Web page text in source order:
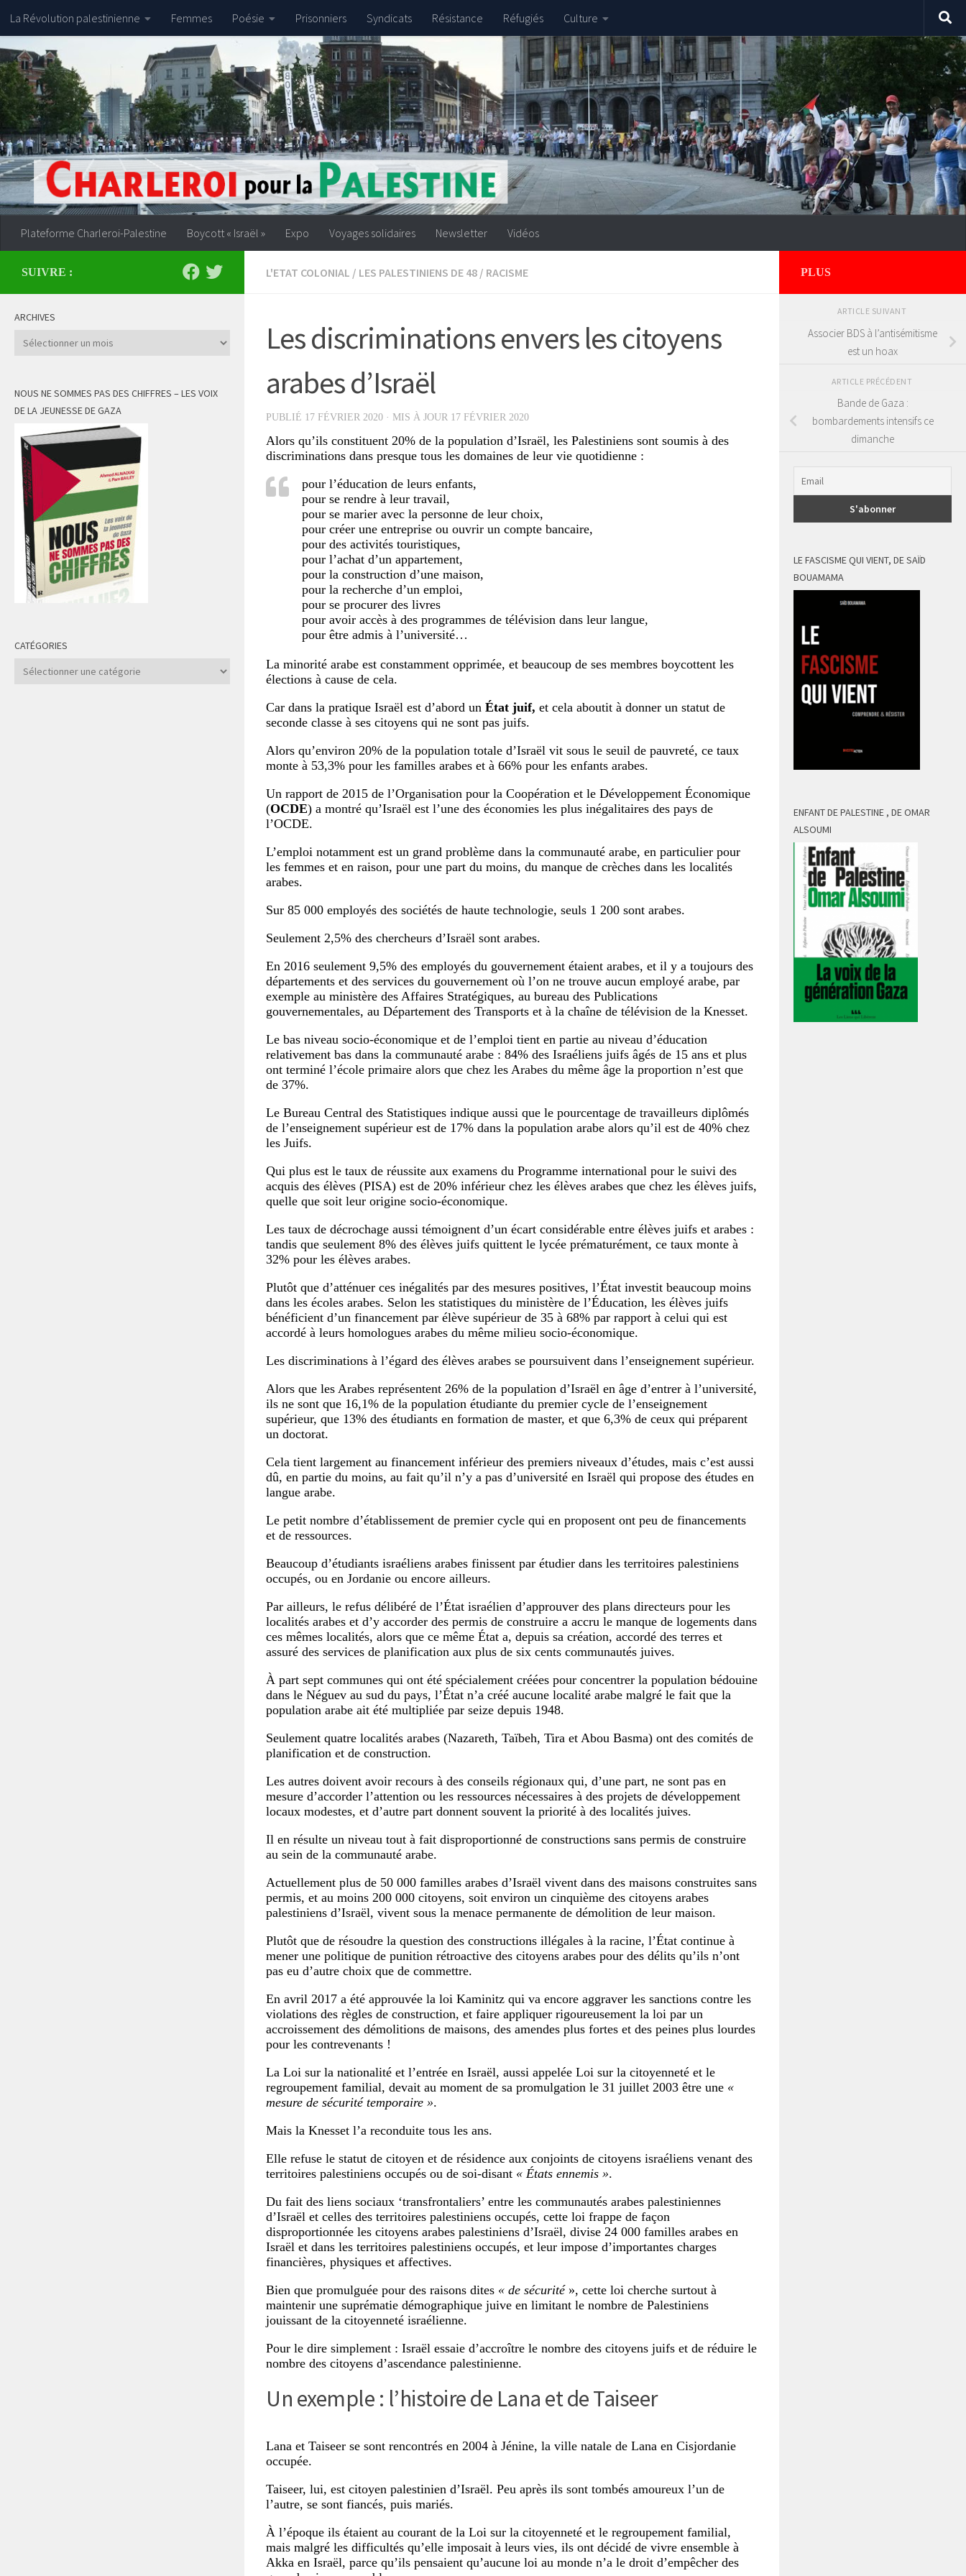
Skip to content
La Révolution palestinienne Femmes Poésie Prisonniers Syndicats Résistance Réfugiés Culture
Plateforme Charleroi-Palestine Boycott « Israël » Expo Voyages solidaires Newsletter Vidéos
L'ETAT COLONIAL / LES PALESTINIENS DE 48 / RACISME
Les discriminations envers les citoyens
arabes d’Israël
PUBLIÉ 17 FÉVRIER 2020 · MIS À JOUR 17 FÉVRIER 2020
Alors qu’ils constituent 20% de la population d’Israël, les Palestiniens sont soumis à des
discriminations dans presque tous les domaines de leur vie quotidienne :
pour l’éducation de leurs enfants,
pour se rendre à leur travail,
pour se marier avec la personne de leur choix,
pour créer une entreprise ou ouvrir un compte bancaire,
pour des activités touristiques,
pour l’achat d’un appartement,
pour la construction d’une maison,
pour la recherche d’un emploi,
pour se procurer des livres
pour avoir accès à des programmes de télévision dans leur langue,
pour être admis à l’université…
La minorité arabe est constamment opprimée, et beaucoup de ses membres boycottent les
élections à cause de cela.
Car dans la pratique Israël est d’abord un État juif, et cela aboutit à donner un statut de
seconde classe à ses citoyens qui ne sont pas juifs.
Alors qu’environ 20% de la population totale d’Israël vit sous le seuil de pauvreté, ce taux
monte à 53,3% pour les familles arabes et à 66% pour les enfants arabes.
Un rapport de 2015 de l’Organisation pour la Coopération et le Développement Économique
(OCDE) a montré qu’Israël est l’une des économies les plus inégalitaires des pays de
l’OCDE.
L’emploi notamment est un grand problème dans la communauté arabe, en particulier pour
les femmes et en raison, pour une part du moins, du manque de crèches dans les localités
arabes.
Sur 85 000 employés des sociétés de haute technologie, seuls 1 200 sont arabes.
Seulement 2,5% des chercheurs d’Israël sont arabes.
En 2016 seulement 9,5% des employés du gouvernement étaient arabes, et il y a toujours des
départements et des services du gouvernement où l’on ne trouve aucun employé arabe, par
exemple au ministère des Affaires Stratégiques, au bureau des Publications
gouvernementales, au Département des Transports et à la chaîne de télévision de la Knesset.
Le bas niveau socio-économique et de l’emploi tient en partie au niveau d’éducation
relativement bas dans la communauté arabe : 84% des Israéliens juifs âgés de 15 ans et plus
ont terminé l’école primaire alors que chez les Arabes du même âge la proportion n’est que
de 37%.
Le Bureau Central des Statistiques indique aussi que le pourcentage de travailleurs diplômés
de l’enseignement supérieur est de 17% dans la population arabe alors qu’il est de 40% chez
les Juifs.
Qui plus est le taux de réussite aux examens du Programme international pour le suivi des
acquis des élèves (PISA) est de 20% inférieur chez les élèves arabes que chez les élèves juifs,
quelle que soit leur origine socio-économique.
Les taux de décrochage aussi témoignent d’un écart considérable entre élèves juifs et arabes :
tandis que seulement 8% des élèves juifs quittent le lycée prématurément, ce taux monte à
32% pour les élèves arabes.
Plutôt que d’atténuer ces inégalités par des mesures positives, l’État investit beaucoup moins
dans les écoles arabes. Selon les statistiques du ministère de l’Éducation, les élèves juifs
bénéficient d’un financement par élève supérieur de 35 à 68% par rapport à celui qui est
accordé à leurs homologues arabes du même milieu socio-économique.
Les discriminations à l’égard des élèves arabes se poursuivent dans l’enseignement supérieur.
Alors que les Arabes représentent 26% de la population d’Israël en âge d’entrer à l’université,
ils ne sont que 16,1% de la population étudiante du premier cycle de l’enseignement
supérieur, que 13% des étudiants en formation de master, et que 6,3% de ceux qui préparent
un doctorat.
Cela tient largement au financement inférieur des premiers niveaux d’études, mais c’est aussi
dû, en partie du moins, au fait qu’il n’y a pas d’université en Israël qui propose des études en
langue arabe.
Le petit nombre d’établissement de premier cycle qui en proposent ont peu de financements
et de ressources.
Beaucoup d’étudiants israéliens arabes finissent par étudier dans les territoires palestiniens
occupés, ou en Jordanie ou encore ailleurs.
Par ailleurs, le refus délibéré de l’État israélien d’approuver des plans directeurs pour les
localités arabes et d’y accorder des permis de construire a accru le manque de logements dans
ces mêmes localités, alors que ce même État a, depuis sa création, accordé des terres et
assuré des services de planification aux plus de six cents communautés juives.
À part sept communes qui ont été spécialement créées pour concentrer la population bédouine
dans le Néguev au sud du pays, l’État n’a créé aucune localité arabe malgré le fait que la
population arabe ait été multipliée par seize depuis 1948.
Seulement quatre localités arabes (Nazareth, Taïbeh, Tira et Abou Basma) ont des comités de
planification et de construction.
Les autres doivent avoir recours à des conseils régionaux qui, d’une part, ne sont pas en
mesure d’accorder l’attention ou les ressources nécessaires à des projets de développement
locaux modestes, et d’autre part donnent souvent la priorité à des localités juives.
Il en résulte un niveau tout à fait disproportionné de constructions sans permis de construire
au sein de la communauté arabe.
Actuellement plus de 50 000 familles arabes d’Israël vivent dans des maisons construites sans
permis, et au moins 200 000 citoyens, soit environ un cinquième des citoyens arabes
palestiniens d’Israël, vivent sous la menace permanente de démolition de leur maison.
Plutôt que de résoudre la question des constructions illégales à la racine, l’État continue à
mener une politique de punition rétroactive des citoyens arabes pour des délits qu’ils n’ont
pas eu d’autre choix que de commettre.
En avril 2017 a été approuvée la loi Kaminitz qui va encore aggraver les sanctions contre les
violations des règles de construction, et faire appliquer rigoureusement la loi par un
accroissement des démolitions de maisons, des amendes plus fortes et des peines plus lourdes
pour les contrevenants !
La Loi sur la nationalité et l’entrée en Israël, aussi appelée Loi sur la citoyenneté et le
regroupement familial, devait au moment de sa promulgation le 31 juillet 2003 être une «
mesure de sécurité temporaire ».
Mais la Knesset l’a reconduite tous les ans.
Elle refuse le statut de citoyen et de résidence aux conjoints de citoyens israéliens venant des
territoires palestiniens occupés ou de soi-disant « États ennemis ».
Du fait des liens sociaux ‘transfrontaliers’ entre les communautés arabes palestiniennes
d’Israël et celles des territoires palestiniens occupés, cette loi frappe de façon
disproportionnée les citoyens arabes palestiniens d’Israël, divise 24 000 familles arabes en
Israël et dans les territoires palestiniens occupés, et leur impose d’importantes charges
financières, physiques et affectives.
Bien que promulguée pour des raisons dites « de sécurité», cette loi cherche surtout à
maintenir une suprématie démographique juive en limitant le nombre de Palestiniens
jouissant de la citoyenneté israélienne.
Pour le dire simplement : Israël essaie d’accroître le nombre des citoyens juifs et de réduire le
nombre des citoyens d’ascendance palestinienne.
Un exemple : l’histoire de Lana et de Taiseer
Lana et Taiseer se sont rencontrés en 2004 à Jénine, la ville natale de Lana en Cisjordanie
occupée.
Taiseer, lui, est citoyen palestinien d’Israël. Peu après ils sont tombés amoureux l’un de
l’autre, se sont fiancés, puis mariés.
À l’époque ils étaient au courant de la Loi sur la citoyenneté et le regroupement familial,
mais malgré les difficultés qu’elle imposait à leurs vies, ils ont décidé de vivre ensemble à
Akka en Israël, parce qu’ils pensaient qu’aucune loi au monde n’a le droit d’empêcher des
SUIVRE :
ARCHIVES
Archives
NOUS NE SOMMES PAS DES CHIFFRES – LES VOIX
DE LA JEUNESSE DE GAZA
CATÉGORIES
Catégories
PLUS
ARTICLE SUIVANT
Associer BDS à l’antisémitisme
est un hoax
ARTICLE PRÉCÉDENT
Bande de Gaza :
bombardements intensifs ce
dimanche
LE FASCISME QUI VIENT, DE SAÏD
BOUAMAMA
ENFANT DE PALESTINE , DE OMAR
ALSOUMI